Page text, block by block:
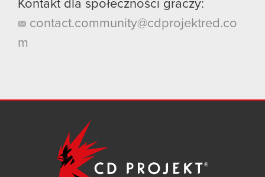
Kontakt dla społeczności graczy:
contact.community@cdprojektred.co
m